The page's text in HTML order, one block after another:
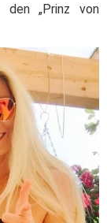
den „Prinz von